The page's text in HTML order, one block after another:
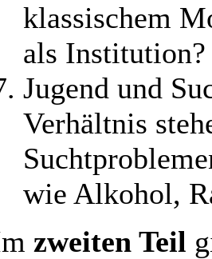
klassischem
als Institution?
Jugend und
Verhältnis
wie Alkohol,
zweiten Teil